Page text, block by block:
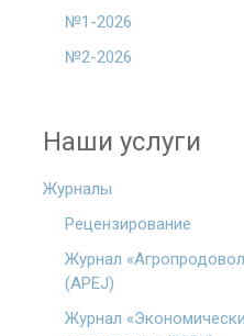
№1-2026
№2-2026
Наши услуги
Журналы
Рецензирование
Журнал
(APEJ)
Журнал